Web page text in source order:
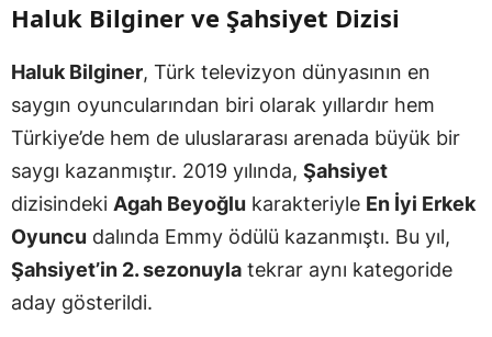
Haluk Bilginer ve Şahsiyet Dizisi
Haluk Bilginer, Türk televizyon dünyasının en
saygın oyuncularından biri olarak yıllardır hem
Türkiye’de hem de uluslararası arenada büyük bir
saygı kazanmıştır. 2019 yılında, Şahsiyet
dizisindeki Agah Beyoğlu karakteriyle En İyi Erkek
Oyuncu dalında Emmy ödülü kazanmıştı. Bu yıl,
Şahsiyet’in 2. sezonuyla tekrar aynı kategoride
aday gösterildi.